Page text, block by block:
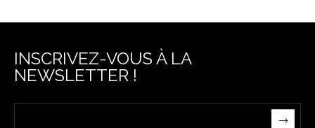
INSCRIVEZ-VOUS À LA
NEWSLETTER !